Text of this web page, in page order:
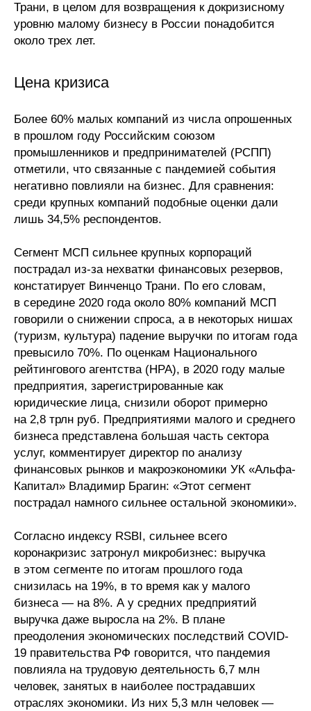
Краткосрочный прогноз
производства
Российская Система Климатического
Мониторинга
Центр «Климатическая политика и
экономика России»
Образование и карьера
Кафедра МАДИ
Аспирантура
Об аспирантуре
Поступление
Обучение
Нормативные документы
Диссертационный совет
О совете
Материалы
Конкурсы и вакансии
Контакты
Трани, в целом для возвращения к докризисному
уровню малому бизнесу в России понадобится
около трех лет.
Цена кризиса
Более 60% малых компаний из числа опрошенных
в прошлом году Российским союзом
промышленников и предпринимателей (РСПП)
отметили, что связанные с пандемией события
негативно повлияли на бизнес. Для сравнения:
среди крупных компаний подобные оценки дали
лишь 34,5% респондентов.
Сегмент МСП сильнее крупных корпораций
пострадал из-за нехватки финансовых резервов,
констатирует Винченцо Трани. По его словам,
в середине 2020 года около 80% компаний МСП
говорили о снижении спроса, а в некоторых нишах
(туризм, культура) падение выручки по итогам года
превысило 70%. По оценкам Национального
рейтингового агентства (НРА), в 2020 году малые
предприятия, зарегистрированные как
юридические лица, снизили оборот примерно
на 2,8 трлн руб. Предприятиями малого и среднего
бизнеса представлена большая часть сектора
услуг, комментирует директор по анализу
финансовых рынков и макроэкономики УК «Альфа-
Капитал» Владимир Брагин: «Этот сегмент
пострадал намного сильнее остальной экономики».
Согласно индексу RSBI, сильнее всего
коронакризис затронул микробизнес: выручка
в этом сегменте по итогам прошлого года
снизилась на 19%, в то время как у малого
бизнеса — на 8%. А у средних предприятий
выручка даже выросла на 2%. В плане
преодоления экономических последствий COVID-
19 правительства РФ говорится, что пандемия
повлияла на трудовую деятельность 6,7 млн
человек, занятых в наиболее пострадавших
отраслях экономики. Из них 5,3 млн человек —